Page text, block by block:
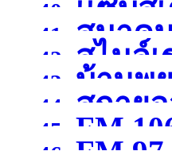
สุราษฎร์
40. เเซ่บส
41.
สมาค
โทรทัศน์
42. สไมล์เ
43. บ้านพ
44. สกาย
45.
FM